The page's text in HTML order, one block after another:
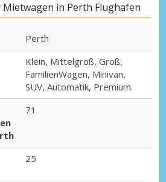
in Perth Flughafen
Perth
Klein, Mittelgroß, Groß,
FamilienWagen, Minivan,
SUV, Automatik, Premium.
71
25